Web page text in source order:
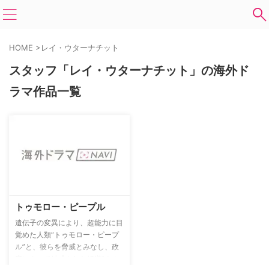
HOME >レイ・ウターナチット
スタッフ「レイ・ウターナチット」の海外ド
ラマ作品一覧
トゥモロー・ピープル
遺伝子の変異により、超能力に目
覚めた人類“トゥモロー・ピープ
ル”と、彼らを脅威とみなし、政